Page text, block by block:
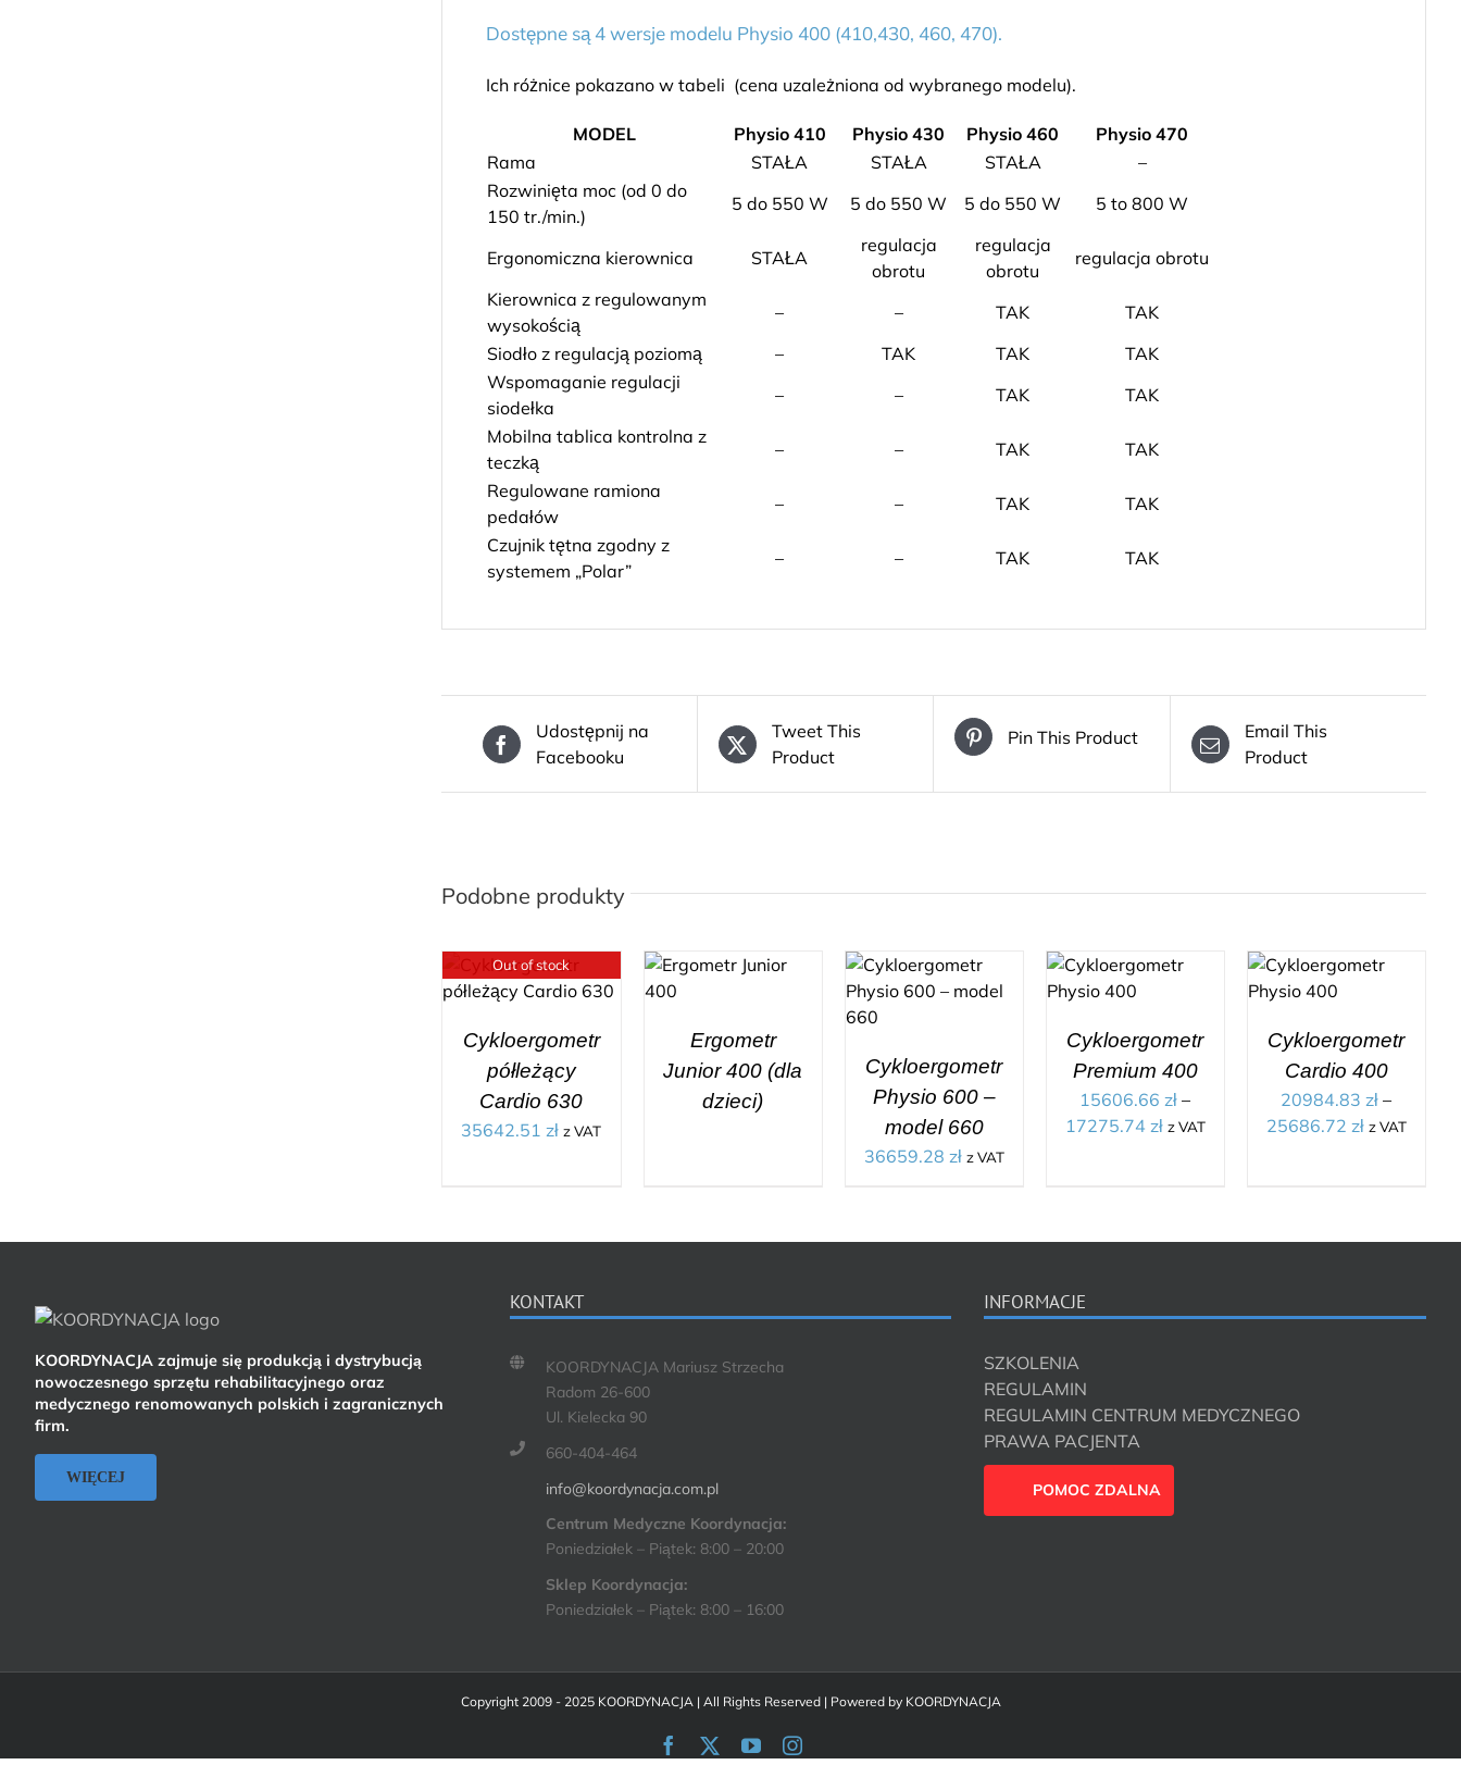
Dostępne są 4 wersje modelu Physio 400 (410,430, 460, 470).
Ich różnice pokazano w tabeli (cena uzależniona od wybranego modelu).
MODEL Physio 410 Physio 430 Physio 460
Physio 470
Rama
STAŁA STAŁA STAŁA
–
Rozwinięta moc (od 0 do
150 tr./min.)
5 do 550 W 5 do 550 W 5 do 550 W 5 to 800 W
Ergonomiczna kierownica STAŁA
regulacja
obrotu
regulacja
obrotu
regulacja obrotu
Kierownica z regulowanym
wysokością
– – TAK
TAK
Siodło z regulacją poziomą
– TAK TAK
TAK
Wspomaganie regulacji
siodełka
– – TAK
TAK
Mobilna tablica kontrolna z
teczką
– – TAK
TAK
Regulowane ramiona
pedałów
– – TAK
TAK
Czujnik tętna zgodny z
systemem „Polar”
– – TAK TAK
Udostępnij na
Facebooku
Tweet This
Product
Pin This Product
Email This
Product
Podobne produkty
Out of stock
Cykloergometr
półleżący
Cardio 630
35642.51zł z VAT
Ergometr
Junior 400 (dla
dzieci)
KOSZYKA
Cykloergometr
Physio 600 –
model 660
36659.28 zł z VAT
Cykloergometr
Premium 400
15606.66zł –
17275.74 zł z VAT
Cykloergometr
Cardio 400
20984.83zł –
25686.72 zł z VAT
KOORDYNACJA zajmuje się produkcją i dystrybucją
nowoczesnego sprzętu rehabilitacyjnego oraz
medycznego renomowanych polskich i zagranicznych
firm.
WIĘCEJ
KONTAKT
KOORDYNACJA Mariusz Strzecha
Radom 26-600
Ul. Kielecka 90
660-404-464
info@koordynacja.com.pl
Centrum Medyczne Koordynacja:
Poniedziałek – Piątek: 8:00 – 20:00
Sklep Koordynacja:
Poniedziałek – Piątek: 8:00 – 16:00
INFORMACJE
SZKOLENIA
REGULAMIN
REGULAMIN CENTRUM MEDYCZNEGO
PRAWA PACJENTA
POMOC ZDALNA
Copyright 2009 - 2025 KOORDYNACJA | All Rights Reserved | Powered by KOORDYNACJA
Facebook YouTubeInstagram